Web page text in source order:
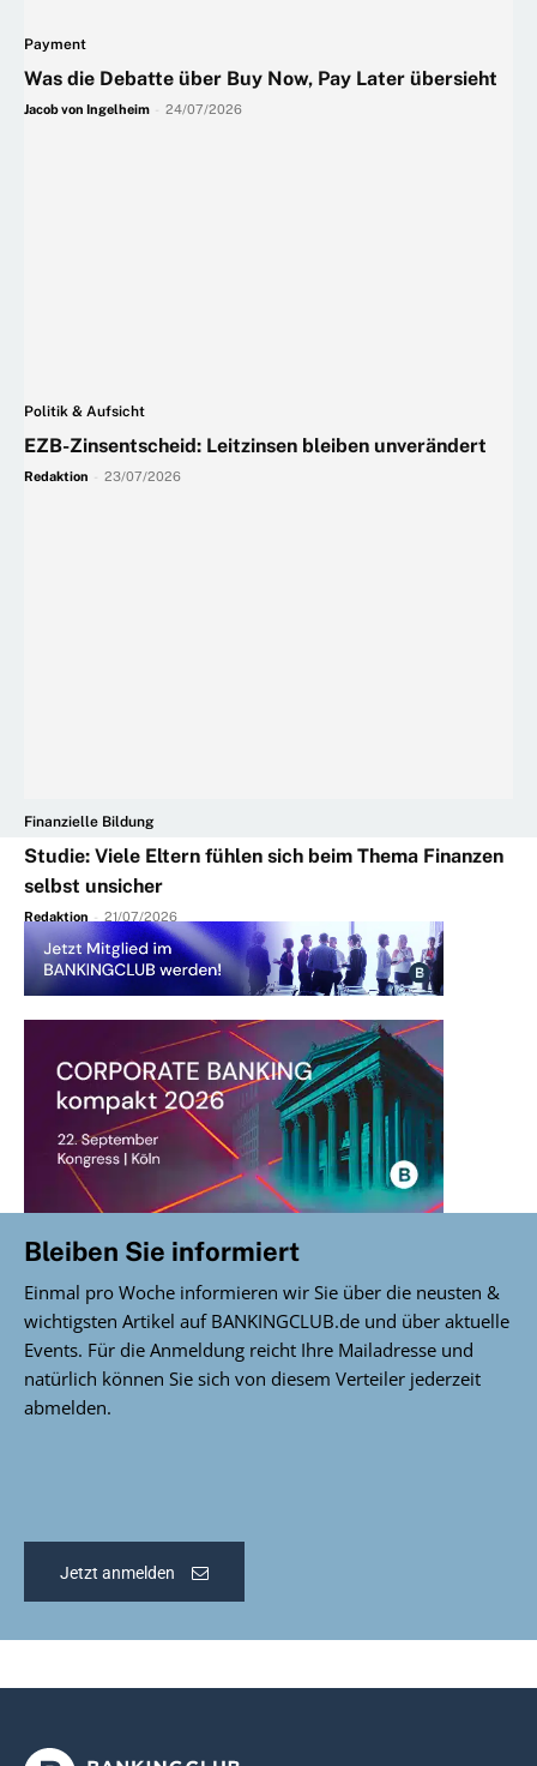
Payment
Was die Debatte über Buy Now, Pay Later übersieht
Jacob von Ingelheim 24/07/2026
Politik & Aufsicht
EZB-Zinsentscheid: Leitzinsen bleiben unverändert
Redaktion 23/07/2026
Finanzielle Bildung
Studie: Viele Eltern fühlen sich beim Thema Finanzen
selbst unsicher
Redaktion - 21/07/2026
Bleiben Sie informiert
Einmal pro Woche informieren wir Sie über die neusten &
wichtigsten Artikel auf BANKINGCLUB.de und über aktuelle
Events. Für die Anmeldung reicht Ihre Mailadresse und
natürlich können Sie sich von diesem Verteiler jederzeit
abmelden.
Jetzt anmelden